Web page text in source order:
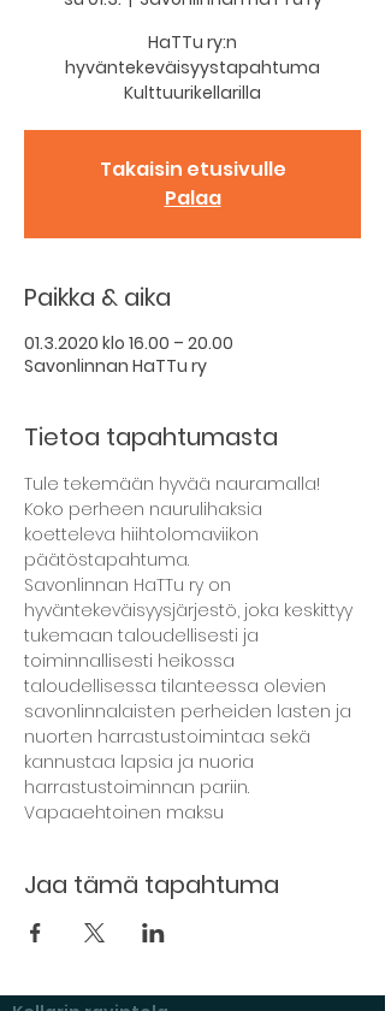
HaTTu ry:n
hyväntekeväisyystapahtuma
Kulttuurikellarilla
Takaisin etusivulle
Palaa
Paikka & aika
01.3.2020 klo 16.00 – 20.00
Savonlinnan HaTTu ry
Tietoa tapahtumasta
Tule tekemään hyvää nauramalla!
Koko perheen naurulihaksia
koetteleva hiihtolomaviikon
päätöstapahtuma.
Savonlinnan HaTTu ry on
hyväntekeväisyysjärjestö, joka keskittyy
tukemaan taloudellisesti ja
toiminnallisesti heikossa
taloudellisessa tilanteessa olevien
savonlinnalaisten perheiden lasten ja
nuorten harrastustoimintaa sekä
kannustaa lapsia ja nuoria
harrastustoiminnan pariin.
Vapaaehtoinen maksu
Jaa tämä tapahtuma